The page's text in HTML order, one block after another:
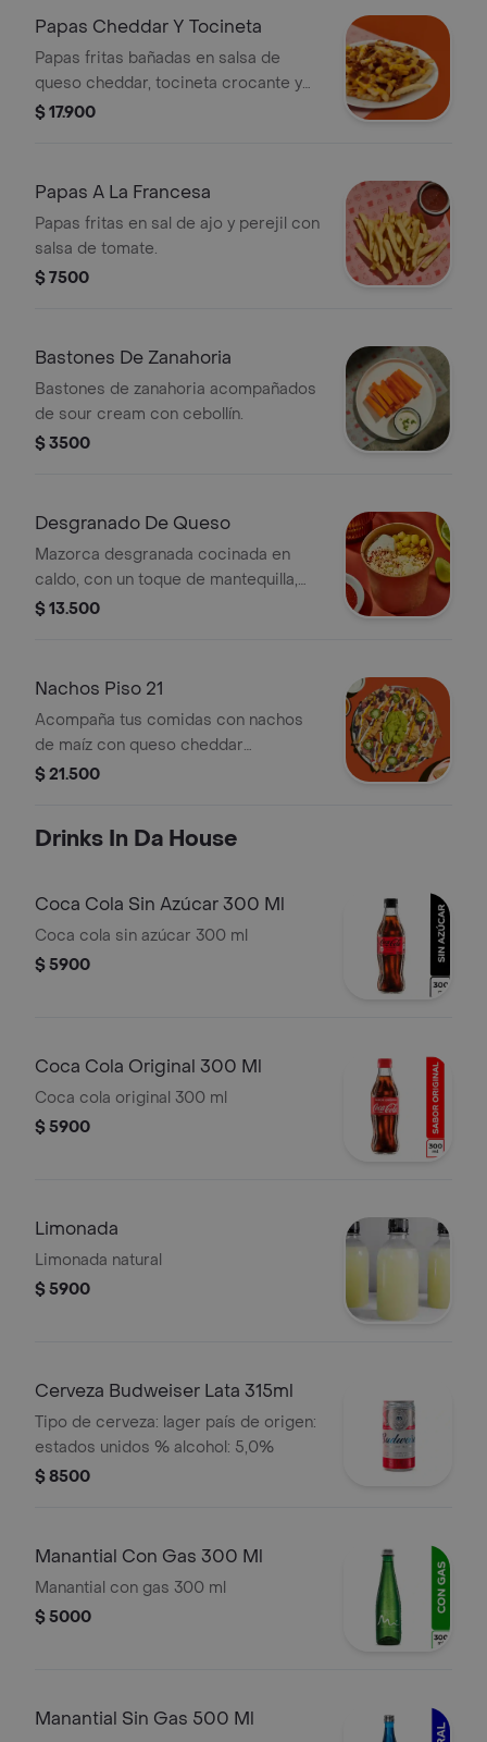
Papas Cheddar Y Tocineta
Papas fritas bañadas en salsa de
queso cheddar, tocineta crocante y
cebollín.
$ 17.900
Papas A La Francesa
Papas fritas en sal de ajo y perejil con
salsa de tomate.
$ 7500
Bastones De Zanahoria
Bastones de zanahoria acompañados
de sour cream con cebollín.
$ 3500
Desgranado De Queso
Mazorca desgranada cocinada en
caldo, con un toque de mantequilla,
mayonesa y queso fresco.
$ 13.500
Nachos Piso 21
Acompaña tus comidas con nachos
de maíz con queso cheddar
derretido, frijol negro, pico de gallo,
$ 21.500
Drinks In Da House
Coca Cola Sin Azúcar 300 Ml
Coca cola sin azúcar 300 ml
$ 5900
Coca Cola Original 300 Ml
Coca cola original 300 ml
$ 5900
Limonada
Limonada natural
$ 5900
Cerveza Budweiser Lata 315ml
Tipo de cerveza: lager país de origen:
estados unidos % alcohol: 5,0%
$ 8500
Manantial Con Gas 300 Ml
Manantial con gas 300 ml
$ 5000
Manantial Sin Gas 500 Ml